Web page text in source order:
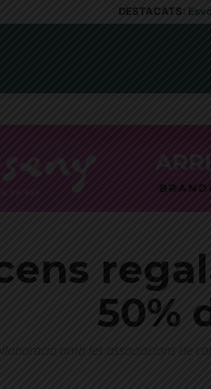
DESTACATS:
50%
amb les associacions de